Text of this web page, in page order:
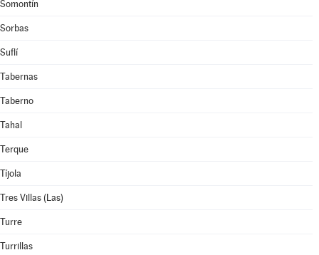
Somontín
Sorbas
Suflí
Tabernas
Taberno
Tahal
Terque
Tíjola
Tres Villas (Las)
Turre
Turrillas